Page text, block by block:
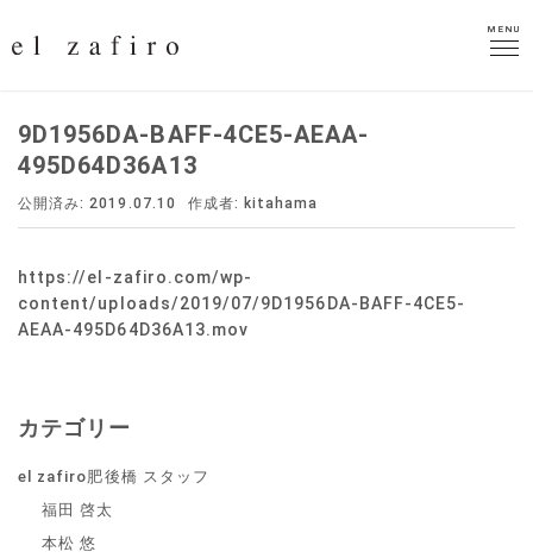
MENU
MENU
9D1956DA-BAFF-4CE5-AEAA-
495D64D36A13
公開済み: 2019.07.10 作成者: kitahama
https://el-zafiro.com/wp-
content/uploads/2019/07/9D1956DA-BAFF-4CE5-
AEAA-495D64D36A13.mov
カテゴリー
el zafiro肥後橋 スタッフ
福田 啓太
本松 悠